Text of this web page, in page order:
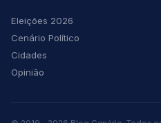
Eleições 2026
Cenário Político
Cidades
Opinião